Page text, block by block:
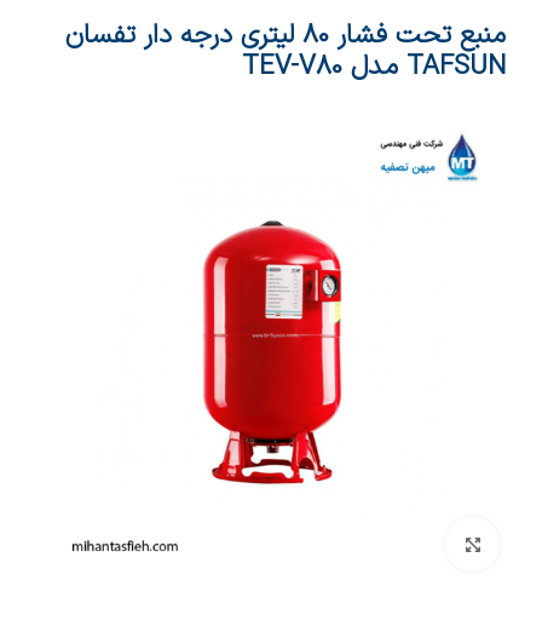
منبع تحت فشار 80 لیتری درجه دار تفسان
TAFSUN مدل TEV-V80
بزرگنمایی تصویر